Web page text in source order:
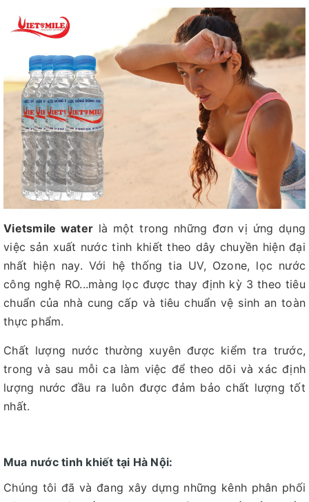
Vietsmile water là một trong những đơn vị ứng dụng
việc sản xuất nước tinh khiết theo dây chuyền hiện đại
nhất hiện nay. Với hệ thống tia UV, Ozone, lọc nước
công nghệ RO...màng lọc được thay định kỳ 3 theo tiêu
chuẩn của nhà cung cấp và tiêu chuẩn vệ sinh an toàn
thực phẩm.
Chất lượng nước thường xuyên được kiểm tra trước,
trong và sau mỗi ca làm việc để theo dõi và xác định
lượng nước đầu ra luôn được đảm bảo chất lượng tốt
nhất.
Mua nước tinh khiết tại Hà Nội:
Chúng tôi đã và đang xây dựng những kênh phân phối